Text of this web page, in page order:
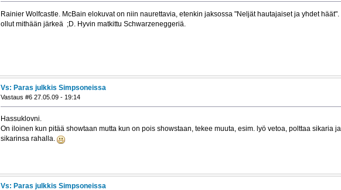
Rainier Wolfcastle. McBain elokuvat on niin naurettavia, etenkin jaksossa "Neljät hautajaiset ja yhdet häät".
ollut mithään järkeä ;D. Hyvin matkittu Schwarzeneggeriä.
Vs: Paras julkkis Simpsoneissa
Vastaus #6 27.05.09 - 19:14
Hassuklovni.
On iloinen kun pitää showtaan mutta kun on pois showstaan, tekee muuta, esim. lyö vetoa, polttaa sikaria
sikarinsa rahalla.
Vs: Paras julkkis Simpsoneissa